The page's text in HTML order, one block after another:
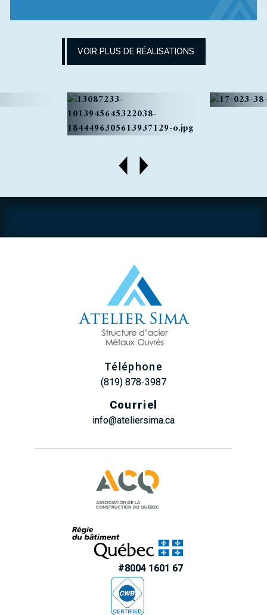
VOIR PLUS DE RÉALISATIONS
Téléphone
(819) 878-3987
Courriel
info@ateliersima.ca